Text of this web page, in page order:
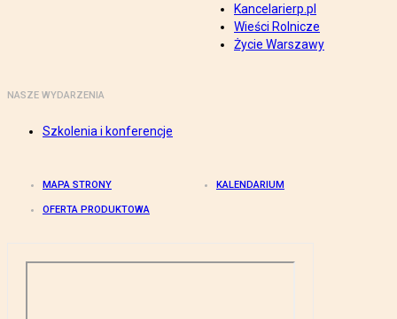
Kancelarierp.pl
Wieści Rolnicze
Życie Warszawy
NASZE WYDARZENIA
Szkolenia i konferencje
MAPA STRONY KALENDARIUM
OFERTA PRODUKTOWA